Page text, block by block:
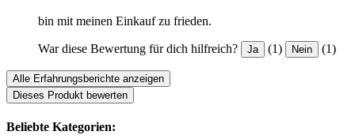
bin mit meinen Einkauf zu frieden.
War diese Bewertung für dich hilfreich? Ja (1) Nein (1)
Alle Erfahrungsberichte anzeigen
Dieses Produkt bewerten
Beliebte Kategorien: